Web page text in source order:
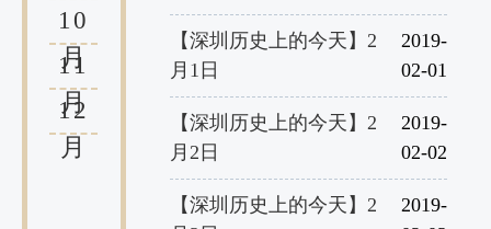
10
月
11
月
12
月
【深圳历史上的今天】2
月1日
2019-
02-01
【深圳历史上的今天】2
月2日
2019-
02-02
【深圳历史上的今天】2
2019-